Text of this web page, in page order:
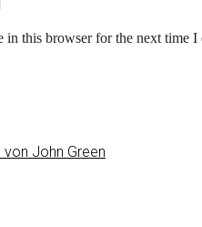
in this browser for the next time I
von John Green